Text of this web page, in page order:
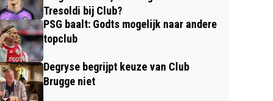
Tresoldi bij Club?
PSG baalt: Godts mogelijk naar andere
topclub
Degryse begrijpt keuze van Club
Brugge niet